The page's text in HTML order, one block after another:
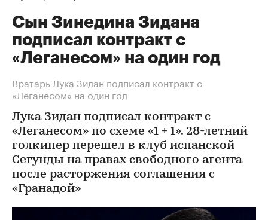
Сын Зинедина Зидана
подписал контракт с
«Леганесом» на один год
Вратарь Лука Зидан подписал контракт с
«Леганесом» на один год
Лука Зидан подписал контракт с
«Леганесом» по схеме «1 + 1». 28-летний
голкипер перешел в клуб испанской
Сегунды на правах свободного агента
после расторжения соглашения с
«Гранадой»